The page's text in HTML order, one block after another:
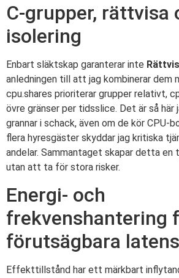
C-grupper, rättvisa
isolering
Enbart släktskap garanterar inte
anledningen till att jag kombinerar dem
cpu.shares prioriterar grupper relativt,
övre gränser per tidsslice. Det är så här
grannar i schack, även om de kör CPU-
flera hyresgäster skyddar jag kritiska
andelar. Sammantaget skapar detta en
utan att ta för stora risker.
Energi- och
frekvenshantering
förutsägbara
Effekttillstånd har ett märkbart